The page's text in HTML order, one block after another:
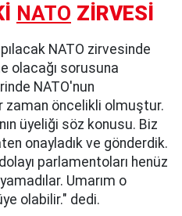
NATO ZİRVESİ
NATO zirvesinde
olacağı sorusuna
NATO'nun
zaman öncelikli olmuştur.
üyeliği söz konusu. Biz
onayladık ve gönderdik.
parlamentoları henüz
Umarım o
olabilir." dedi.